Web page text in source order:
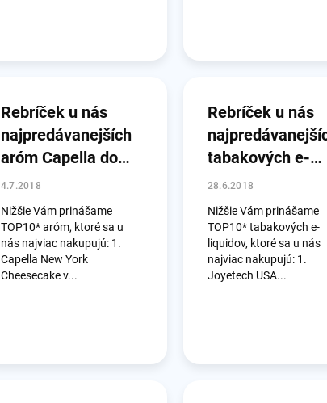
Rebríček u nás
najpredávanejších
aróm Capella do
júna 2018
4.7.2018
Nižšie Vám prinášame
TOP10* aróm, ktoré sa u
nás najviac nakupujú: 1.
Capella New York
Cheesecake v...
Rebríček u nás
tabakových e-
liquidov do júna
2018
28.6.2018
Nižšie Vám prinášame
TOP10* tabakových e-
liquidov, ktoré sa u nás
najviac nakupujú: 1.
Joyetech USA...